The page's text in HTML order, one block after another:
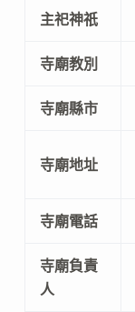
主祀神祇
寺廟教別
寺廟縣市
寺廟地址
寺廟電話
寺廟負責
人